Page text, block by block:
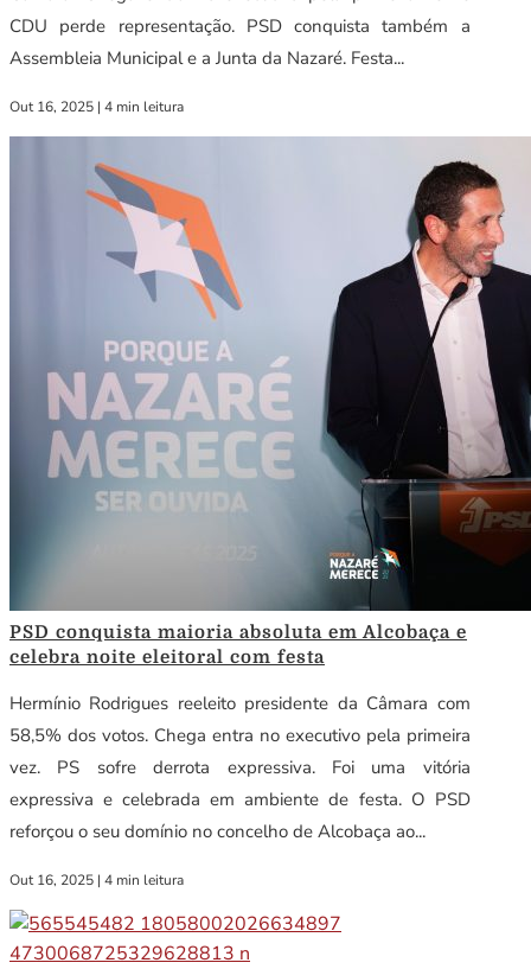
CDU perde representação. PSD conquista também a
Assembleia Municipal e a Junta da Nazaré. Festa...
Out 16, 2025 | 4 min leitura
PSD conquista maioria absoluta em Alcobaça e
celebra noite eleitoral com festa
Hermínio Rodrigues reeleito presidente da Câmara com
58,5% dos votos. Chega entra no executivo pela primeira
vez. PS sofre derrota expressiva. Foi uma vitória
expressiva e celebrada em ambiente de festa. O PSD
reforçou o seu domínio no concelho de Alcobaça ao...
Out 16, 2025 | 4 min leitura